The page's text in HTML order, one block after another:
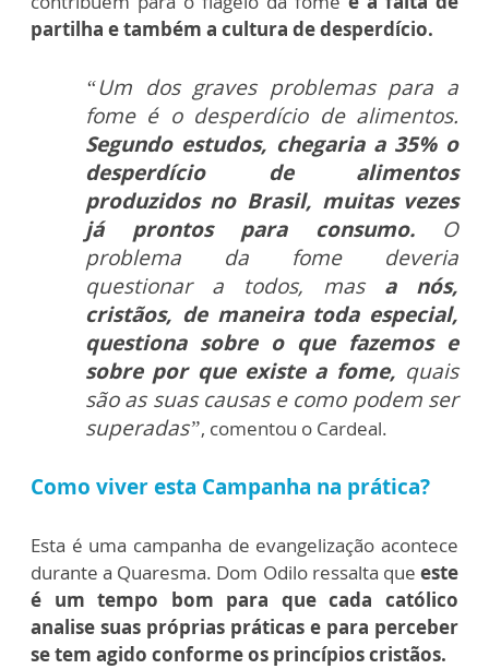
partilha e também a cultura de desperdício.
“Um dos graves problemas para a
fome é o desperdício de alimentos.
Segundo estudos, chegaria a 35% o
desperdício de alimentos
produzidos no Brasil, muitas vezes
já prontos para consumo. O
problema da fome deveria
questionar a todos, masa nós,
cristãos, de maneira toda especial,
questiona sobre o que fazemos e
sobre por que existe a fome, quais
são as suas causas e como podem ser
superadas”, comentou o Cardeal.
Como viver esta Campanha na prática?
Esta é uma campanha de evangelização acontece
durante a Quaresma. Dom Odilo ressalta que este
é um tempo bom para que cada católico
analise suas próprias práticas e para perceber
se tem agido conforme os princípios cristãos.